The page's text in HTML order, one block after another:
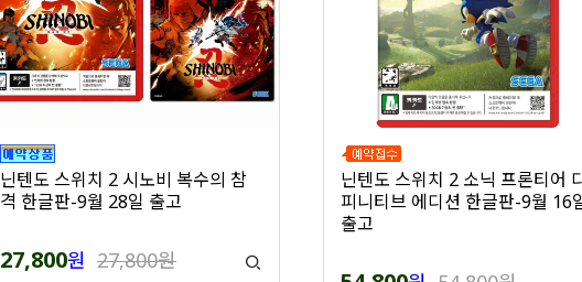
닌텐도 스위치 2 시노비 복수의 참
격 한글판-9월 28일 출고
27,800원 27,800원
닌텐도 스위치 2 소닉 프론티어
피니티브 에디션 한글판-9월 16
출고